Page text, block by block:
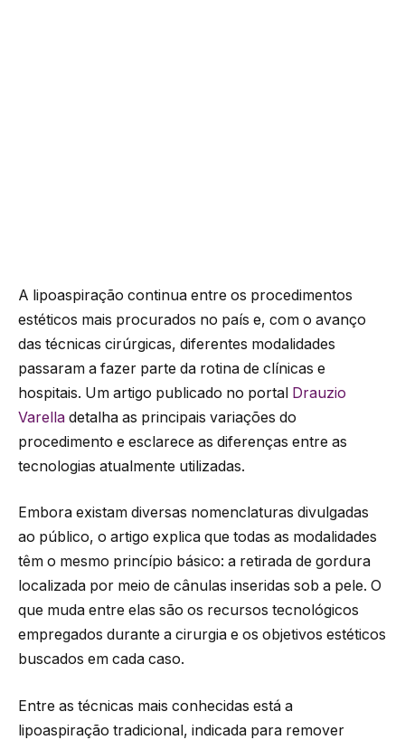
A lipoaspiração continua entre os procedimentos
estéticos mais procurados no país e, com o avanço
das técnicas cirúrgicas, diferentes modalidades
passaram a fazer parte da rotina de clínicas e
hospitais. Um artigo publicado no portal Drauzio
Varella detalha as principais variações do
procedimento e esclarece as diferenças entre as
tecnologias atualmente utilizadas.
Embora existam diversas nomenclaturas divulgadas
ao público, o artigo explica que todas as modalidades
têm o mesmo princípio básico: a retirada de gordura
localizada por meio de cânulas inseridas sob a pele. O
que muda entre elas são os recursos tecnológicos
empregados durante a cirurgia e os objetivos estéticos
buscados em cada caso.
Entre as técnicas mais conhecidas está a
lipoaspiração tradicional, indicada para remover